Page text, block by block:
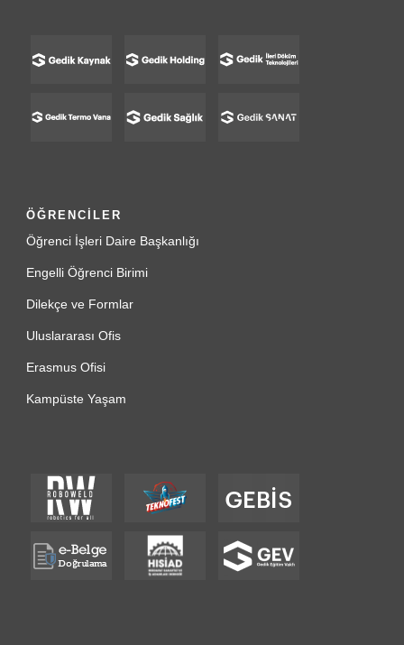
ÖĞRENCİLER
Öğrenci İşleri Daire Başkanlığı
Engelli Öğrenci Birimi
Dilekçe ve Formlar
Uluslararası Ofis
Erasmus Ofisi
Kampüste Yaşam